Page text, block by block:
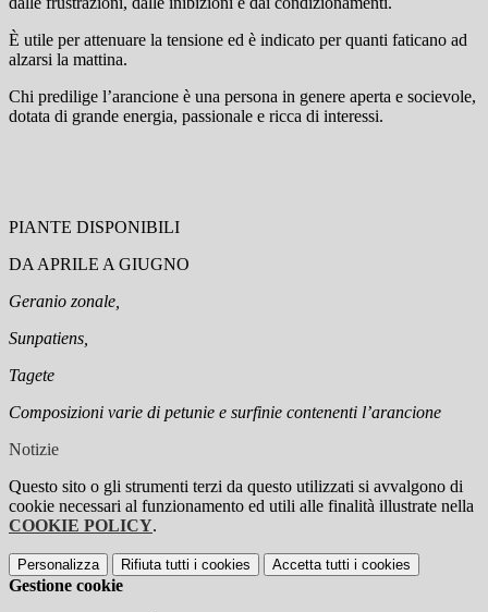
È utile per attenuare la tensione ed è indicato per quanti faticano ad
alzarsi la mattina.
Chi predilige l’arancione è una persona in genere aperta e socievole,
dotata di grande energia, passionale e ricca di interessi.
PIANTE DISPONIBILI
DA APRILE A GIUGNO
Geranio zonale,
Sunpatiens,
Tagete
Composizioni varie di petunie e surfinie contenenti l’arancione
Notizie
Questo sito o gli strumenti terzi da questo utilizzati si avvalgono di
cookie necessari al funzionamento ed utili alle finalità illustrate nella
COOKIE POLICY.
Personalizza Rifiuta tutti i cookies Accetta tutti i cookies
Gestione cookie